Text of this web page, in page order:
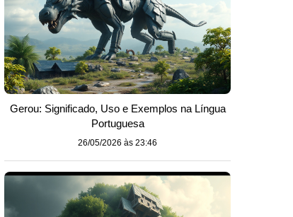
Gerou: Significado, Uso e Exemplos na Língua
Portuguesa
26/05/2026 às 23:46